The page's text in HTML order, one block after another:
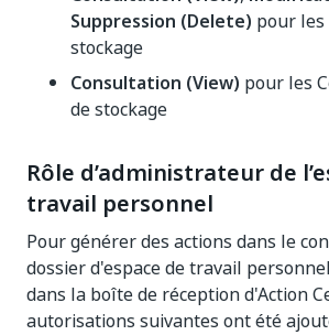
Suppression (Delete) pour les
stockage
Consultation (View) pour les
de stockage
Rôle d’administrateur de
travail personnel
Pour générer des actions dans le
dossier d'espace de travail
dans la boîte de réception d'Action
autorisations suivantes ont été